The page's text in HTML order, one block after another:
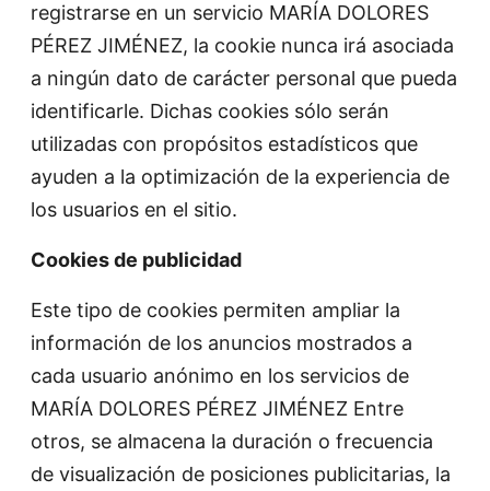
registrarse en un servicio MARÍA DOLORES
PÉREZ JIMÉNEZ, la cookie nunca irá asociada
a ningún dato de carácter personal que pueda
identificarle. Dichas cookies sólo serán
utilizadas con propósitos estadísticos que
ayuden a la optimización de la experiencia de
los usuarios en el sitio.
Cookies de publicidad
Este tipo de cookies permiten ampliar la
información de los anuncios mostrados a
cada usuario anónimo en los servicios de
MARÍA DOLORES PÉREZ JIMÉNEZ Entre
otros, se almacena la duración o frecuencia
de visualización de posiciones publicitarias, la